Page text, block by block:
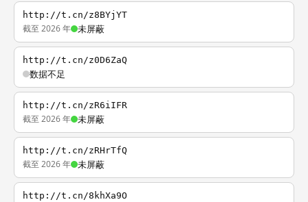
http://t.cn/z8BYjYT
截至 2026 年 未屏蔽
http://t.cn/z0D6ZaQ
数据不足
http://t.cn/zR6iIFR
截至 2026 年 未屏蔽
http://t.cn/zRHrTfQ
截至 2026 年 未屏蔽
http://t.cn/8khXa9O